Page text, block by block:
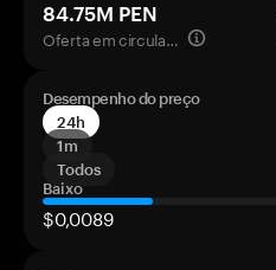
84.75M PEN
Oferta em circulação
Desempenho do preço
24h
1m
Todos
Baixo
$0,0089